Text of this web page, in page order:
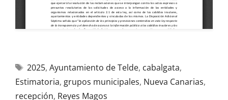
2025, Ayuntamiento de Telde, cabalgata,
Estimatoria, grupos municipales, Nueva Canarias,
recepción, Reyes Magos